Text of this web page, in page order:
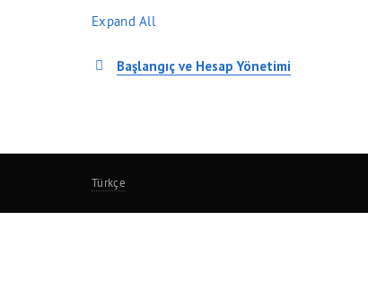
Expand All
Başlangıç ve Hesap Yönetimi
Türkçe